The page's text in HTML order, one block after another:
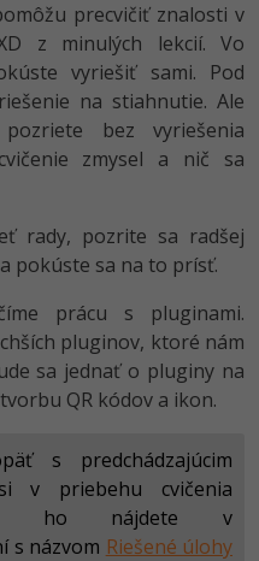
precvičiť znalosti v
z minulých lekcií. Vo
vyriešiť sami. Pod
na stiahnutie. Ale
bez vyriešenia
zmysel a nič sa
rady, pozrite sa radšej
pokúste sa na to prísť.
prácu s pluginami.
pluginov, ktoré nám
sa jednať o pluginy na
QR kódov a ikon.
s predchádzajúcim
v priebehu cvičenia
ho nájdete v
s názvom Riešené úlohy